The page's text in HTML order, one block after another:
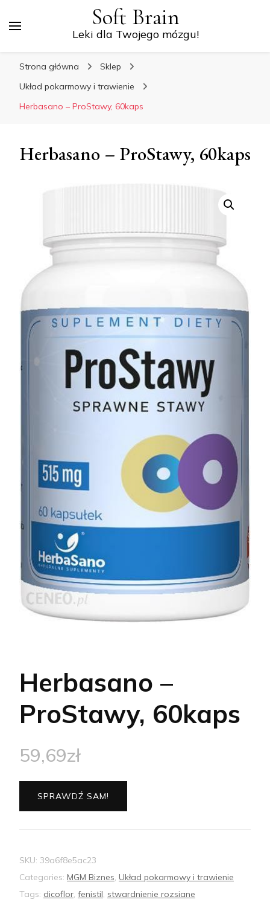
Soft Brain
Leki dla Twojego mózgu!
Strona główna
Sklep
Układ pokarmowy i trawienie
Herbasano – ProStawy, 60kaps
Herbasano – ProStawy, 60kaps
Herbasano –
ProStawy, 60kaps
59,69zł
SPRAWDŹ SAM!
SKU: 39a6f8e5ac23
Categories: MGM Biznes, Układ pokarmowy i trawienie
Tags: dicoflor, fenistil, stwardnienie rozsiane